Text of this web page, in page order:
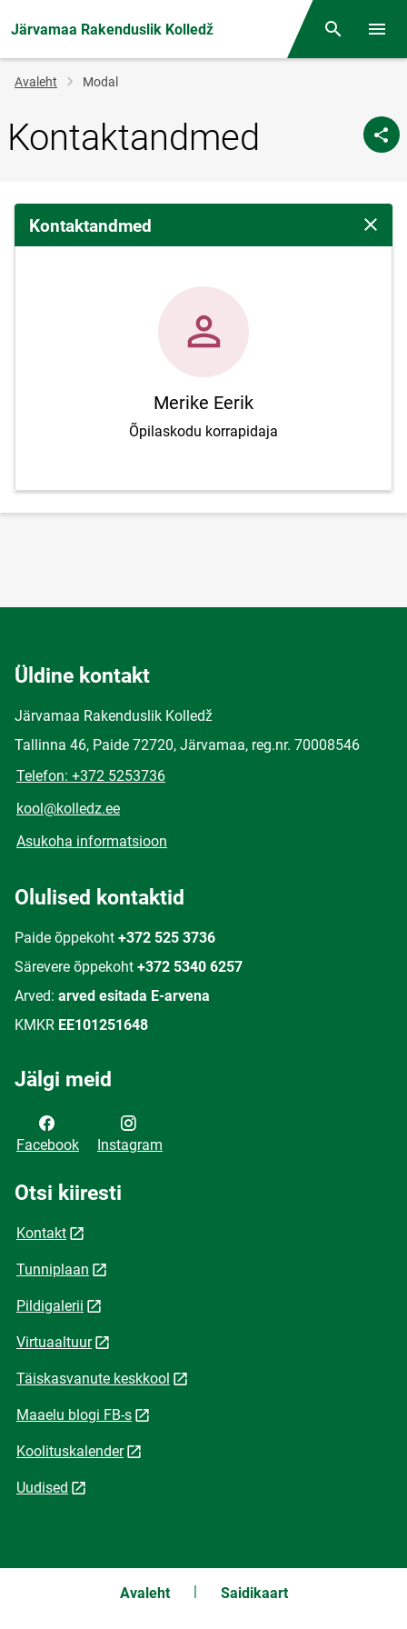
Järvamaa Rakenduslik Kolledž Otsing
Jälglink
Avaleht Modal
Kontaktandmed
Kontaktandmed Sulge
Merike Eerik
Õpilaskodu korrapidaja
Üldine kontakt
Järvamaa Rakenduslik Kolledž
Tallinna 46, Paide 72720, Järvamaa, reg.nr. 70008546
Telefon: +372 5253736
kool@kolledz.ee
Asukoha informatsioon
Olulised kontaktid
Paide õppekoht +372 525 3736
Särevere õppekoht +372 5340 6257
Arved: arved esitada E-arvena
KMKR EE101251648
Jälgi meid
Facebook Instagram
Otsi kiiresti
Kontakt
Tunniplaan
Pildigalerii
Virtuaaltuur
Täiskasvanute keskkool
Maaelu blogi FB-s
Koolituskalender
Uudised
Avaleht Saidikaart